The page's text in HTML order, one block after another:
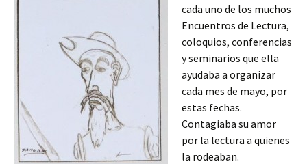
cada uno de los muchos
Encuentros de Lectura,
coloquios, conferencias
y seminarios que ella
ayudaba a organizar
cada mes de mayo, por
estas fechas.
Contagiaba su amor
por la lectura a quienes
la rodeaban.